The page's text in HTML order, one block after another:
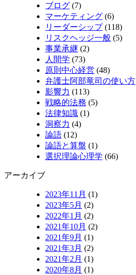
ブログ (7)
マーケティング (6)
リーダーシップ(118)
リスクヘッジ一般 (5)
事業承継 (2)
人間学 (73)
原則中心経営 (48)
弁護士阿部竜司の使い方
影響力 (113)
戦略的法務 (5)
法律知識 (1)
洞察力 (4)
論語 (12)
論語と算盤 (1)
選択理論心理学 (66)
アーカイブ
2023年11月 (1)
2023年5月 (2)
2022年1月 (2)
2021年10月 (2)
2021年9月 (1)
2021年3月 (2)
2021年2月 (1)
2020年8月 (1)